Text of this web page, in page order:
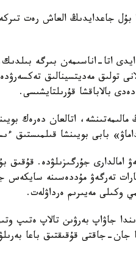
بۇل جاعدايدىڭ العاش رەت
اتا-اناسىمەن بىرگە
تولىق مەديتسينالىق
بالاباقشا قۇرىلتايشىسى.
مالىمەتىنشە، اتالعان دەرەك
بابى بويىنشا قىلمىستىق
جۇرگىزىلۋدە. قۇقىق
تەرگەۋ مۇددەسىنە سايكەس
وكىلى مەيىرىم ەرداۋلەت.
جاۋاپ بەرۋىن تالاپ ەتىپ
جان-جاقتى قۇقىقتىق باعا